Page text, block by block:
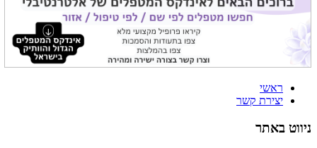
ראשי
יצירת קשר
ניווט באתר